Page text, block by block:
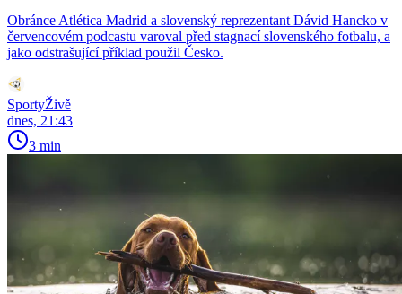
Obránce Atlética Madrid a slovenský reprezentant Dávid Hancko v
červencovém podcastu varoval před stagnací slovenského fotbalu, a
jako odstrašující příklad použil Česko.
SportyŽivě
dnes, 21:43
3 min